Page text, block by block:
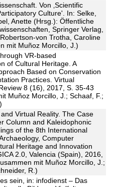
Von ‚Scientific
Culture'. In: Selke,
Anette (Hrsg.): Öffentliche
Springer Verlag,
von Trotha, Caroline
mit Muñoz Morcillo, J.)
VR-based
of Cultural Heritage. A
Based on Conservation
Practices. Virtual
8 (16), 2017, S. 35-43
Muñoz Morcillo, J.; Schaaf, F.;
Virtual Reality. The Case
Column and Kaleidophonic
of the 8th International
Computer
Heritage and Innovation
2.0, Valencia (Spain), 2016,
mit Muñoz Morcillo, J.;
R.)
sein, in: infodienst – Das